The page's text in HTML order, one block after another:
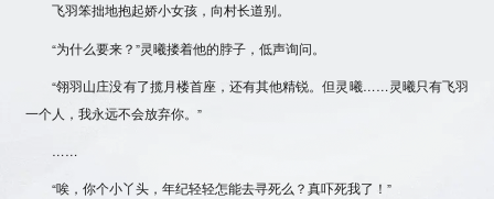
飞羽笨拙地抱起娇小女孩，向村长道别。
“为什么要来？”灵曦搂着他的脖子，低声询问。
“翎羽山庄没有了揽月楼首座，还有其他精锐。但灵曦……灵曦只有飞羽
一个人，我永远不会放弃你。”
……
“唉，你个小丫头，年纪轻轻怎能去寻死么？真吓死我了！”